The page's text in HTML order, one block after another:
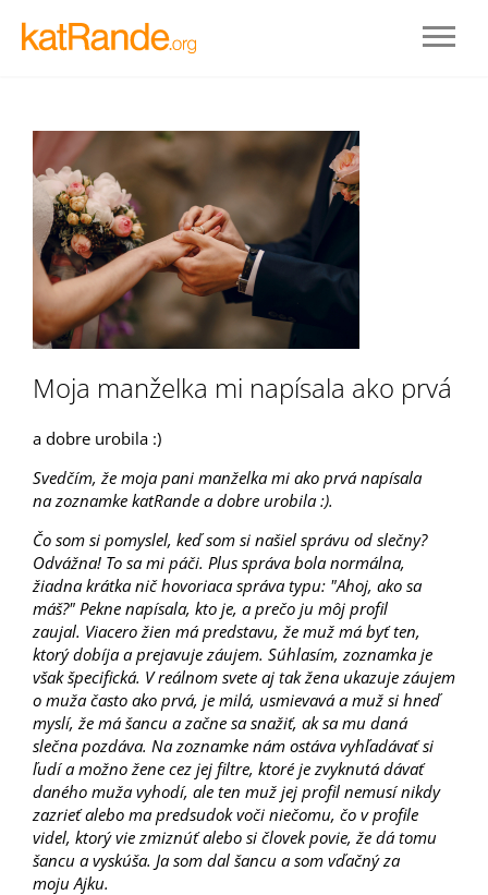
Prihlásenie
Moja manželka mi napísala ako prvá
a dobre urobila :)
Svedčím, že moja pani manželka mi ako prvá napísala
na zoznamke katRande a dobre urobila :).
Čo som si pomyslel, keď som si našiel správu od slečny?
Odvážna! To sa mi páči. Plus správa bola normálna,
žiadna krátka nič hovoriaca správa typu: "Ahoj, ako sa
máš?" Pekne napísala, kto je, a prečo ju môj profil
zaujal. Viacero žien má predstavu, že muž má byť ten,
ktorý dobíja a prejavuje záujem. Súhlasím, zoznamka je
však špecifická. V reálnom svete aj tak žena ukazuje záujem
o muža často ako prvá, je milá, usmievavá a muž si hneď
myslí, že má šancu a začne sa snažiť, ak sa mu daná
slečna pozdáva. Na zoznamke nám ostáva vyhľadávať si
ľudí a možno žene cez jej filtre, ktoré je zvyknutá dávať
daného muža vyhodí, ale ten muž jej profil nemusí nikdy
zazrieť alebo ma predsudok voči niečomu, čo v profile
videl, ktorý vie zmiznúť alebo si človek povie, že dá tomu
šancu a vyskúša. Ja som dal šancu a som vďačný za
moju Ajku.